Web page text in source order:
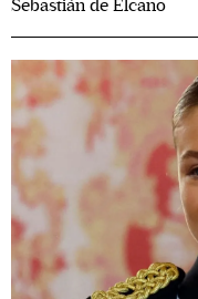
Sebastián de Elcano